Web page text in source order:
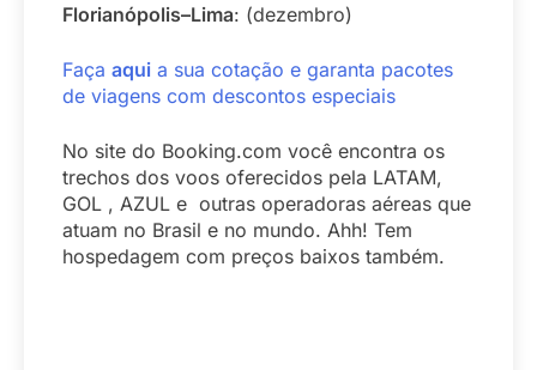
Florianópolis–Lima: (dezembro)
Faça aqui a sua cotação e garanta pacotes
de viagens com descontos especiais
No site do Booking.com você encontra os
trechos dos voos oferecidos pela LATAM,
GOL , AZUL e outras operadoras aéreas que
atuam no Brasil e no mundo. Ahh! Tem
hospedagem com preços baixos também.